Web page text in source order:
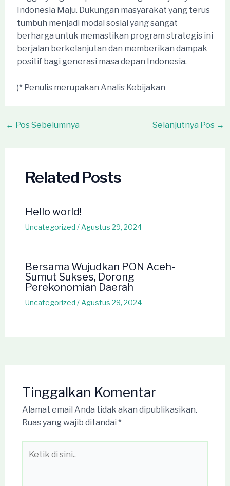
Indonesia Maju. Dukungan masyarakat yang terus
tumbuh menjadi modal sosial yang sangat
berharga untuk memastikan program strategis ini
berjalan berkelanjutan dan memberikan dampak
positif bagi generasi masa depan Indonesia.
)* Penulis merupakan Analis Kebijakan
Post
← Pos Sebelumnya Selanjutnya Pos →
Related Posts
Hello world!
Uncategorized / Agustus 29, 2024
Bersama Wujudkan PON Aceh-
Sumut Sukses, Dorong
Perekonomian Daerah
Uncategorized / Agustus 29, 2024
Tinggalkan Komentar
Alamat email Anda tidak akan dipublikasikan.
Ruas yang wajib ditandai *